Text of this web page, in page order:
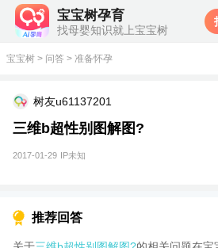
宝宝树孕育
找母婴知识就上宝宝树
宝宝树 > 问答 > 准备怀孕
树友u61137201
三维b超性别图解图?
2017-01-29 IP未知
推荐回答